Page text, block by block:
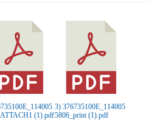
(1).pdf
3) 376735100E_114005
5806_print (1).pdf